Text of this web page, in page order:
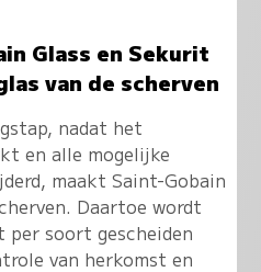
Glass en Sekurit
van de scherven
nadat het
en alle mogelijke
maakt Saint-Gobain
Daartoe wordt
per soort gescheiden
van herkomst en